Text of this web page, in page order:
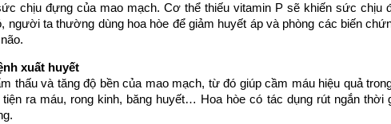
chịu đựng của mao mạch. Cơ thể thiếu vitamin P sẽ khiến sức chịu
người ta thường dùng hoa hòe để giảm huyết áp và phòng các biến
xuất huyết
thấu và tăng độ bền của mao mạch, từ đó giúp cầm máu hiệu quả
ra máu, rong kinh, băng huyết… Hoa hòe có tác dụng rút ngắn thời